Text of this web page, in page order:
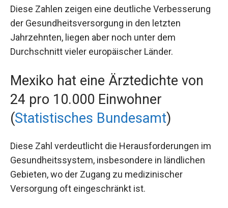
Diese Zahlen zeigen eine deutliche Verbesserung
der Gesundheitsversorgung in den letzten
Jahrzehnten, liegen aber noch unter dem
Durchschnitt vieler europäischer Länder.
Mexiko hat eine Ärztedichte von
24 pro 10.000 Einwohner
(Statistisches Bundesamt)
Diese Zahl verdeutlicht die Herausforderungen im
Gesundheitssystem, insbesondere in ländlichen
Gebieten, wo der Zugang zu medizinischer
Versorgung oft eingeschränkt ist.